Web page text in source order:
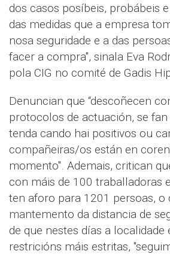
dos casos posíbeis, probábeis
das medidas que a empresa
nosa seguridade e a das
facer a compra", sinala Eva
pola CIG no comité de Gadis
Denuncian que “descoñecen
protocolos de actuación, se
tenda cando hai positivos ou
compañeiras/os están en
momento". Ademais, critican
con máis de 100 traballadoras
ten aforo para 1201 persoas, o
mantemento da distancia de
de que nestes días a localidade
restricións máis estritas,